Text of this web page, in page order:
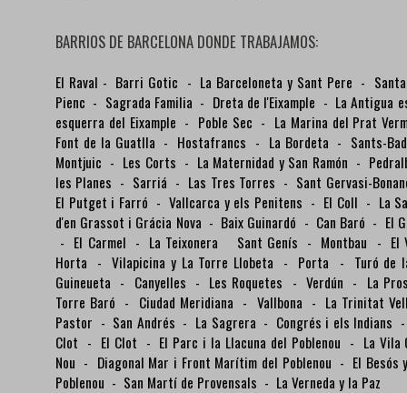
BARRIOS DE BARCELONA DONDE TRABAJAMOS:
El Raval - Barri Gotic - La Barceloneta y Sant Pere -
Pienc - Sagrada Familia - Dreta de l'Eixample - La Antigua
esquerra del Eixample - Poble Sec - La Marina del Prat
Font de la Guatlla - Hostafrancs - La Bordeta - Sants-
Montjuic - Les Corts - La Maternidad y San Ramón -
les Planes - Sarriá - Las Tres Torres - Sant Gervasi-
El Putget i Farró - Vallcarca y els Penitens - El Coll - La
d'en Grassot i Grácia Nova - Baix Guinardó - Can Baró - El
- El Carmel - La Teixonera Sant Genís - Montbau - El
Horta -Vilapicina y La Torre Llobeta - Porta - Turó de
Guineueta - Canyelles - Les Roquetes -Verdún - La
Torre Baró - Ciudad Meridiana - Vallbona - La Trinitat
Pastor - San Andrés - La Sagrera - Congrés i els Indians
Clot - El Clot - El Parc i la Llacuna del Poblenou - La Vila
Nou - Diagonal Mar i Front Marítim del Poblenou - El Besós
Poblenou - San Martí de Provensals - La Verneda y la Paz